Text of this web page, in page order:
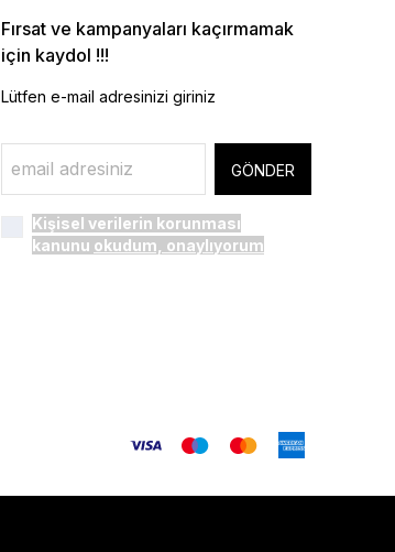
Fırsat ve kampanyaları kaçırmamak
için kaydol !!!
Lütfen e-mail adresinizi giriniz
GÖNDER
Kişisel verilerin korunması
kanunu okudum, onaylıyorum